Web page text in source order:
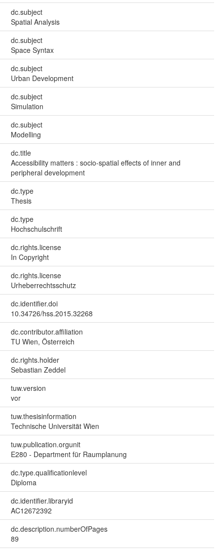
dc.subject
Spatial Analysis
dc.subject
Space Syntax
dc.subject
Urban Development
dc.subject
Simulation
dc.subject
Modelling
dc.title
Accessibility matters : socio-spatial effects of inner and
peripheral development
dc.type
Thesis
dc.type
Hochschulschrift
dc.rights.license
In Copyright
dc.rights.license
Urheberrechtsschutz
dc.identifier.doi
10.34726/hss.2015.32268
dc.contributor.affiliation
TU Wien, Österreich
dc.rights.holder
Sebastian Zeddel
tuw.version
vor
tuw.thesisinformation
Technische Universität Wien
tuw.publication.orgunit
E280 - Department für Raumplanung
dc.type.qualificationlevel
Diploma
dc.identifier.libraryid
AC12672392
dc.description.numberOfPages
89